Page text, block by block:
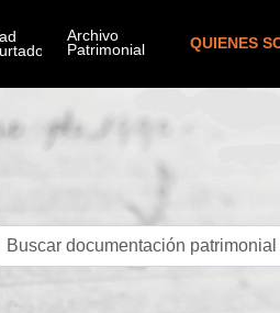
QUIENES